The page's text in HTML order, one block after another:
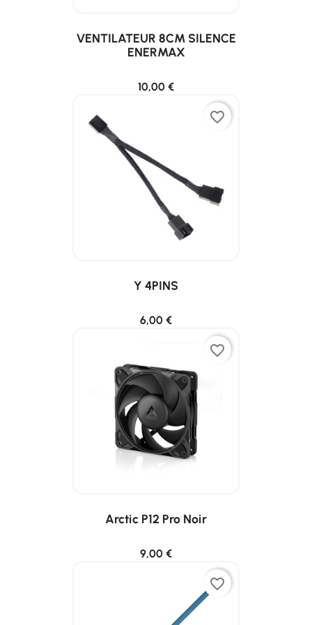
VENTILATEUR 8CM SILENCE
ENERMAX
10,00 €
favorite_border
Y 4PINS
6,00 €
favorite_border
Arctic P12 Pro Noir
9,00 €
favorite_border